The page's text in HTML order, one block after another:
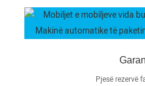
Pjesë rezervë